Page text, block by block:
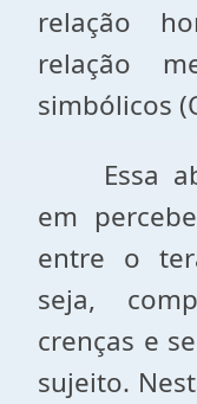
relação
relação
simbólicos
Essa
em
entre o
seja,
crenças e
sujeito.